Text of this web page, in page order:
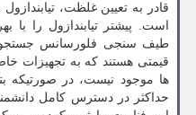
است. پیشتر تیابندازول را با
طیف سنجی فلورسانس جستجو
قیمتی هستند که به تجهیزات
ها موجود نیست، در صورتیکه
حداکثر در دسترس کامل